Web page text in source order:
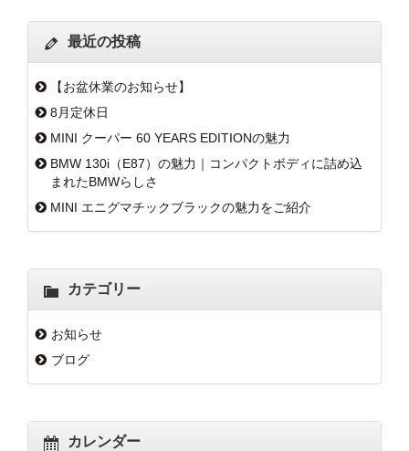
最近の投稿
【お盆休業のお知らせ】
8月定休日
MINI クーパー 60 YEARS EDITIONの魅力
BMW 130i（E87）の魅力｜コンパクトボディに詰め込
まれたBMWらしさ
MINI エニグマチックブラックの魅力をご紹介
カテゴリー
お知らせ
ブログ
カレンダー